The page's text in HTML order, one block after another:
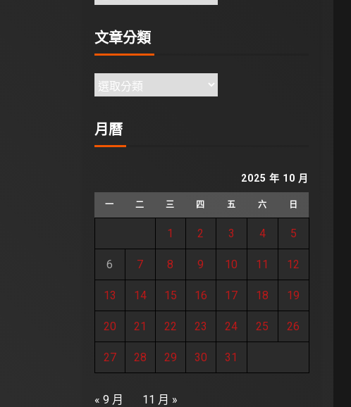
文章分類
月曆
2025 年 10 月
一 二 三 四 五 六 日
1 2 3 4 5
6 7 8 9 10 11 12
13 14 15 16 17 18 19
20 21 22 23 24 25 26
27 28 29 30 31
« 9 月 11 月 »